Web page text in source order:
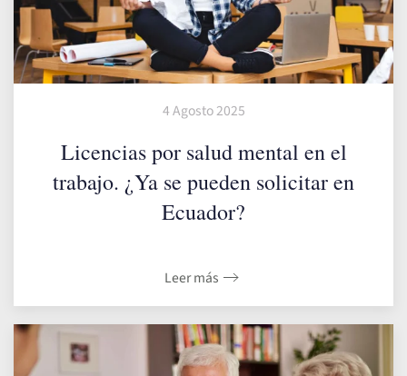
4 Agosto 2025
Licencias por salud mental en el
trabajo. ¿Ya se pueden solicitar en
Ecuador?
Leer más